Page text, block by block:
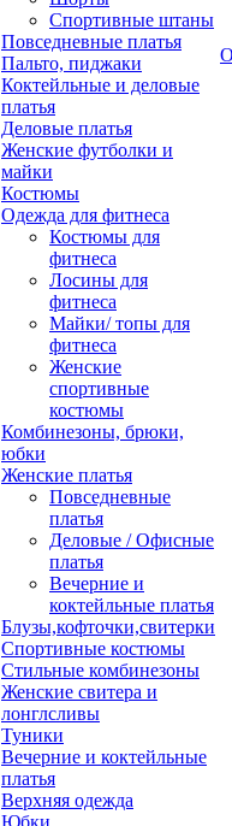
Спортивные штаны
Повседневные платья
Пальто, пиджаки
Коктейльные и деловые
платья
Деловые платья
Женские футболки и
майки
Костюмы
Одежда для фитнеса
Костюмы для
фитнеса
Лосины для
фитнеса
Майки/ топы для
фитнеса
Женские
спортивные
костюмы
Комбинезоны, брюки,
юбки
Женские платья
Повседневные
платья
Деловые / Офисные
платья
Вечерние и
коктейльные платья
Блузы,кофточки,свитерки
Спортивные костюмы
Стильные комбинезоны
Женские свитера и
лонглсливы
Туники
Вечерние и коктейльные
платья
Верхняя одежда
Юбки